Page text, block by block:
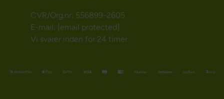
CVR/Org.nr: 556899-2605
E-mail: [email protected]
Vi svarer inden for 24 timer